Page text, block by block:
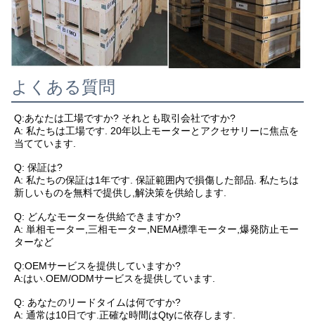
よくある質問
Q:あなたは工場ですか? それとも取引会社ですか?
A: 私たちは工場です. 20年以上モーターとアクセサリーに焦点を
当てています.
Q: 保証は?
A: 私たちの保証は1年です. 保証範囲内で損傷した部品. 私たちは
新しいものを無料で提供し,解決策を供給します.
Q: どんなモーターを供給できますか?
A: 単相モーター,三相モーター,NEMA標準モーター,爆発防止モー
ターなど
Q:OEMサービスを提供していますか?
A:はい.OEM/ODMサービスを提供しています.
Q: あなたのリードタイムは何ですか?
A: 通常は10日です.正確な時間はQtyに依存します.